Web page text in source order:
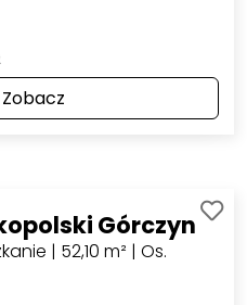
Zobacz
Górczyn
| 52,10 m² | Os.